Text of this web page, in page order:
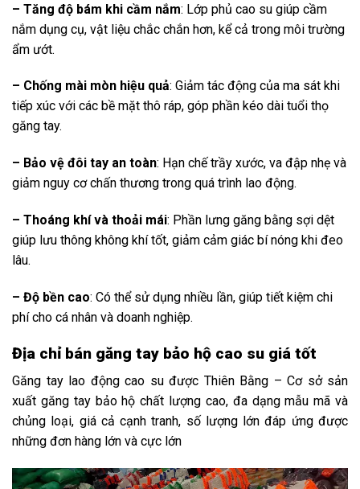
– Tăng độ bám khi cầm nắm: Lớp phủ cao su giúp cầm
nắm dụng cụ, vật liệu chắc chắn hơn, kể cả trong môi trường
ẩm ướt.
– Chống mài mòn hiệu quả: Giảm tác động của ma sát khi
tiếp xúc với các bề mặt thô ráp, góp phần kéo dài tuổi thọ
găng tay.
– Bảo vệ đôi tay an toàn: Hạn chế trầy xước, va đập nhẹ và
giảm nguy cơ chấn thương trong quá trình lao động.
– Thoáng khí và thoải mái: Phần lưng găng bằng sợi dệt
giúp lưu thông không khí tốt, giảm cảm giác bí nóng khi đeo
lâu.
– Độ bền cao: Có thể sử dụng nhiều lần, giúp tiết kiệm chi
phí cho cá nhân và doanh nghiệp.
Địa chỉ bán găng tay bảo hộ cao su giá tốt
Găng tay lao động cao suđược Thiên Bằng – Cơ sở sản
xuất găng tay bảo hộchất lượng cao, đa dạng mẫu mã và
chủng loại, giá cả cạnh tranh, số lượng lớn đáp ứng được
những đơn hàng lớn và cực lớn